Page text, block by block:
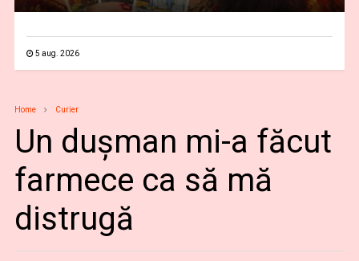
5 aug. 2026
Home Curier
Un dușman mi-a făcut
farmece ca să mă
distrugă